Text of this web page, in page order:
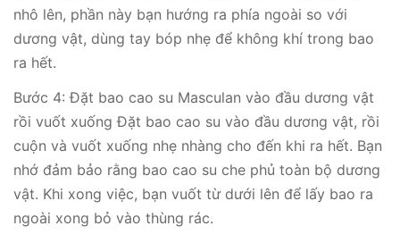
nhô lên, phần này bạn hướng ra phía ngoài so với
dương vật, dùng tay bóp nhẹ để không khí trong bao
ra hết.
Bước 4: Đặt bao cao su Masculan vào đầu dương vật
rồi vuốt xuống Đặt bao cao su vào đầu dương vật, rồi
cuộn và vuốt xuống nhẹ nhàng cho đến khi ra hết. Bạn
nhớ đảm bảo rằng bao cao su che phủ toàn bộ dương
vật. Khi xong việc, bạn vuốt từ dưới lên để lấy bao ra
ngoài xong bỏ vào thùng rác.